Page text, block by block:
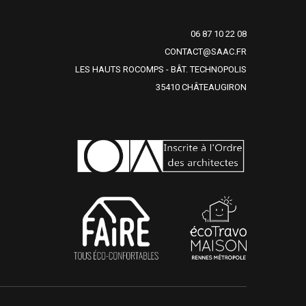
06 87 10 22 08
CONTACT@SAAC.FR
LES HAUTS ROCOMPS - BÂT. TECHNOPOLIS
35410 CHÂTEAUGIRON